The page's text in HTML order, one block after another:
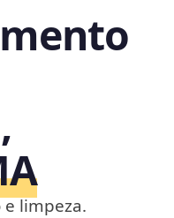
e limpeza.